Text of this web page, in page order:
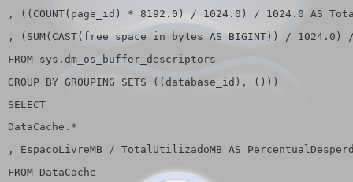
, (( COUNT(page_id) * 8192.0) / 1024.0) / 1024.0 AS
, ( SUM(CAST(free_space_in_bytes AS BIGINT)) /
FROM sys.dm_os_buffer_descriptors
GROUP
BY GROUPING SETS ((database_id), ()))
SELECT
DataCache.*
, EspacoLivreMB / TotalUtilizadoMB AS
FROM DataCache